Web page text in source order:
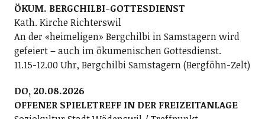
ÖKUM. BERGCHILBI-GOTTESDIENST
Kath. Kirche Richterswil
An der «heimeligen» Bergchilbi in Samstagern wird
gefeiert – auch im ökumenischen Gottesdienst.
11.15-12.00 Uhr, Bergchilbi Samstagern (Bergföhn-Zelt)
DO, 20.08.2026
OFFENER SPIELETREFF IN DER FREIZEITANLAGE